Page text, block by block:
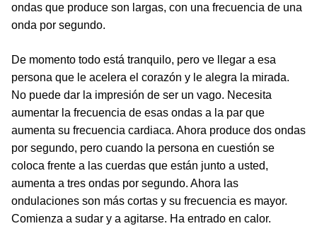
ondas que produce son largas, con una frecuencia de una
onda por segundo.
De momento todo está tranquilo, pero ve llegar a esa
persona que le acelera el corazón y le alegra la mirada.
No puede dar la impresión de ser un vago. Necesita
aumentar la frecuencia de esas ondas a la par que
aumenta su frecuencia cardiaca. Ahora produce dos ondas
por segundo, pero cuando la persona en cuestión se
coloca frente a las cuerdas que están junto a usted,
aumenta a tres ondas por segundo. Ahora las
ondulaciones son más cortas y su frecuencia es mayor.
Comienza a sudar y a agitarse. Ha entrado en calor.